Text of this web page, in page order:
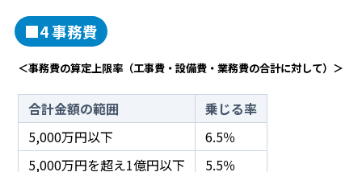
■4 事務費
＜事務費の算定上限率（工事費・設備費・業務費の合計に対して）＞
合計金額の範囲
乗じる率
5,000万円以下
6.5％
5,000万円を超え1億円以下
5.5％